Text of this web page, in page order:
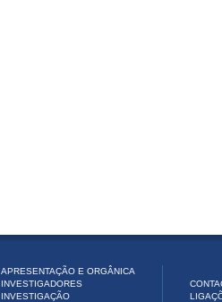
APRESENTAÇÃO E ORGÂNICA
INVESTIGADORES
INVESTIGAÇÃO